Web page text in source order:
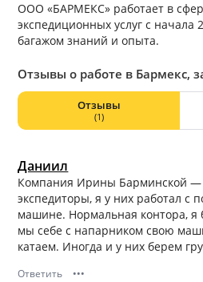
ООО «БАРМЕКС» работает в
экспедиционных услуг с начала
багажом знаний и опыта.
Отзывы о работе в Бармекс,
Отзывы
(1)
Даниил
Компания Ирины Барминской —
экспедиторы, я у них работал с
машине. Нормальная контора, я
мы себе с напарником свою
катаем. Иногда и у них берем
Ответить •••